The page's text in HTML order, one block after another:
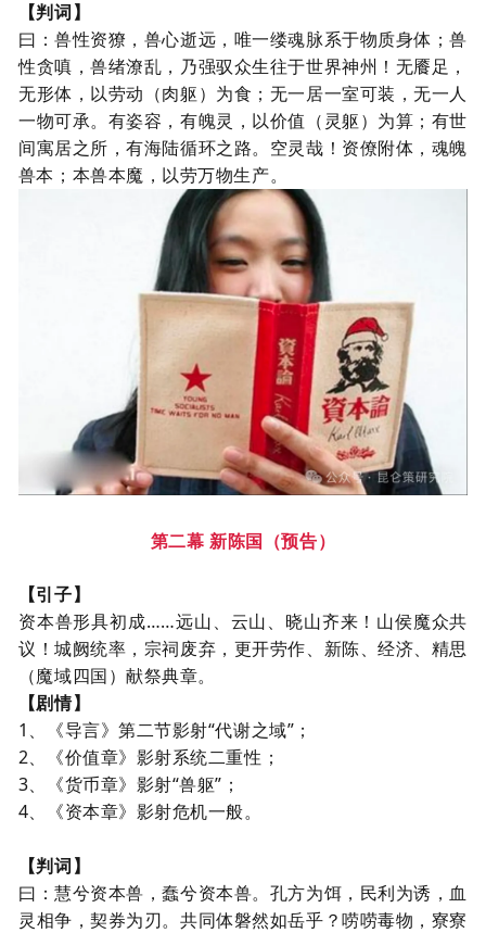
【判词】
曰：兽性资獠，兽心逝远，唯一缕魂脉系于物质身体；兽
性贪嗔，兽绪潦乱，乃强驭众生往于世界神州！无餍足，
无形体，以劳动（肉躯）为食；无一居一室可装，无一人
一物可承。有姿容，有魄灵，以价值（灵躯）为算；有世
间寓居之所，有海陆循环之路。空灵哉！资僚附体，魂魄
兽本；本兽本魔，以劳万物生产。
第二幕 新陈国 （预告）
【引子】
资本兽形具初成……远山、云山、晓山齐来！山侯魔众共
议！城阙统率，宗祠废弃，更开劳作、新陈、经济、 精思
（魔域四国）献祭典章。
【剧情】
1、
《导言》第二节影射“代谢之域”；
2、
《价值章》影射系统二重性；
3、
《货币章》影射“兽躯”；
4、
《资本章》影射危机一般。
【判词】
曰：慧兮资本兽，蠢兮资本兽。孔方为饵，民利为诱，血
灵相争，契券为刃。共同体磐然如岳乎？唠唠毒物，寮寮